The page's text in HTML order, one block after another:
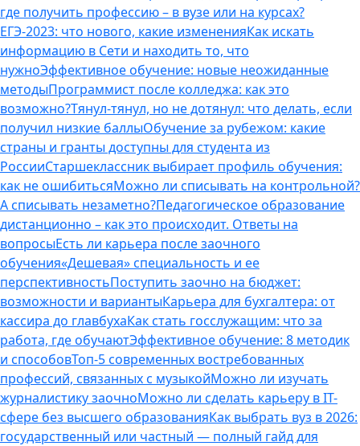
где получить профессию – в вузе или на курсах?
ЕГЭ-2023: что нового, какие измененияКак искать
информацию в Сети и находить то, что
нужноЭффективное обучение: новые неожиданные
методыПрограммист после колледжа: как это
возможно?Тянул-тянул, но не дотянул: что делать, если
получил низкие баллыОбучение за рубежом: какие
страны и гранты доступны для студента из
РоссииСтаршеклассник выбирает профиль обучения:
как не ошибитьсяМожно ли списывать на контрольной?
А списывать незаметно?Педагогическое образование
дистанционно – как это происходит. Ответы на
вопросыЕсть ли карьера после заочного
обучения«Дешевая» специальность и ее
перспективностьПоступить заочно на бюджет:
возможности и вариантыКарьера для бухгалтера: от
кассира до главбухаКак стать госслужащим: что за
работа, где обучаютЭффективное обучение: 8 методик
и способовТоп-5 современных востребованных
профессий, связанных с музыкойМожно ли изучать
журналистику заочноМожно ли сделать карьеру в IT-
сфере без высшего образованияКак выбрать вуз в 2026:
государственный или частный — полный гайд для